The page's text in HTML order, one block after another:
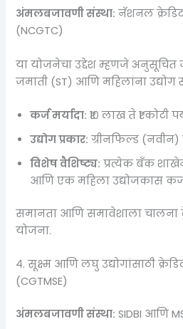
अंमलबजावणी संस्था: नॅशनल
(NCGTC)
या योजनेचा उद्देश म्हणजे अनुसूचित
जमाती (ST) आणि महिलांना उद्योग
कर्ज मर्यादा: ₹१० लाख ते ₹१ कोटी
उद्योग प्रकार: ग्रीनफिल्ड (नवीन)
विशेष वैशिष्ट्य: प्रत्येक बँक
आणि एक महिला उद्योजकास
समानता आणि समावेशाला चालना
योजना.
४. सूक्ष्म आणि लघु उद्योगांसाठी
(CGTMSE)
अंमलबजावणी संस्था: SIDBI आणि